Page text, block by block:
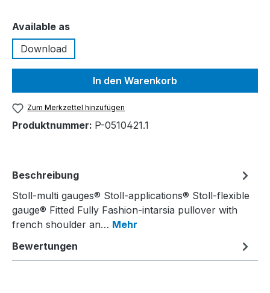
Available asauswählen
Download
In den Warenkorb
Zum Merkzettel hinzufügen
Produktnummer: P-0510421.1
Beschreibung
Stoll-multi gauges® Stoll-applications® Stoll-flexible
gauge® Fitted Fully Fashion-intarsia pullover with
french shoulder an… Mehr
Bewertungen